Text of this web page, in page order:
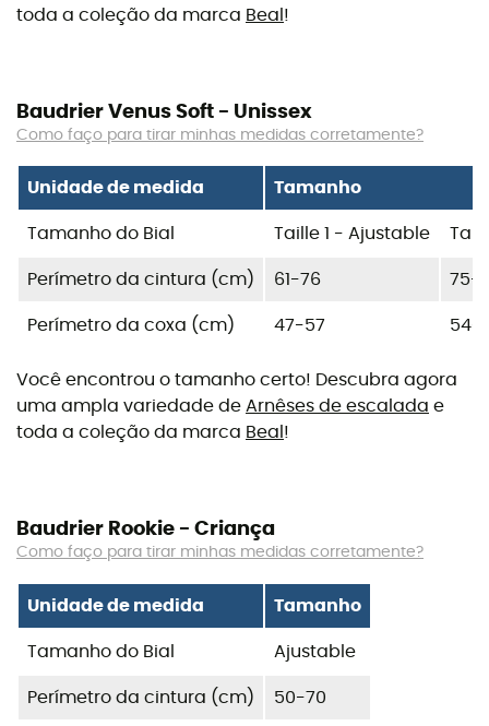
toda a coleção da marca Beal !
Baudrier Venus Soft - Unissex
Como faço para tirar minhas medidas corretamente?
Unidade de medida Tamanho
Tamanho do Bial Taille 1 - Ajustable
Perímetro da cintura (cm) 61-76 75-
Perímetro da coxa (cm) 47-57 54-
Você encontrou o tamanho certo! Descubra agora
uma ampla variedade de Arnêses de escalada e
toda a coleção da marca Beal !
Baudrier Rookie - Criança
Como faço para tirar minhas medidas corretamente?
Unidade de medida Tamanho
Tamanho do Bial Ajustable
Perímetro da cintura (cm) 50-70